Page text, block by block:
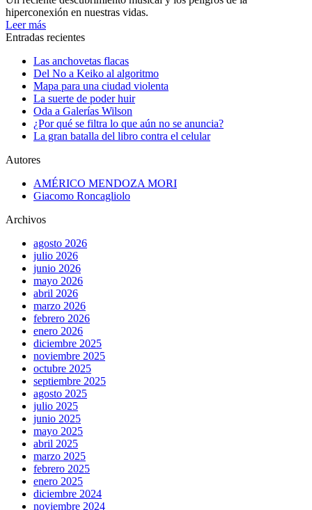
hiperconexión en nuestras vidas.
Leer más
Entradas recientes
Las anchovetas flacas
Del No a Keiko al algoritmo
Mapa para una ciudad violenta
La suerte de poder huir
Oda a Galerías Wilson
¿Por qué se filtra lo que aún no se anuncia?
La gran batalla del libro contra el celular
Autores
AMÉRICO MENDOZA MORI
Giacomo Roncagliolo
Archivos
agosto 2026
julio 2026
junio 2026
mayo 2026
abril 2026
marzo 2026
febrero 2026
enero 2026
diciembre 2025
noviembre 2025
octubre 2025
septiembre 2025
agosto 2025
julio 2025
junio 2025
mayo 2025
abril 2025
marzo 2025
febrero 2025
enero 2025
diciembre 2024
noviembre 2024